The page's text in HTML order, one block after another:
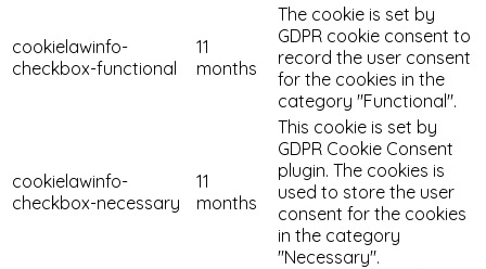
cookielawinfo-
checkbox-functional
11
months
The cookie is set by
GDPR cookie consent to
record the user consent
for the cookies in the
category "Functional".
cookielawinfo-
checkbox-necessary
11
months
This cookie is set by
GDPR Cookie Consent
plugin. The cookies is
used to store the user
consent for the cookies
in the category
"Necessary".